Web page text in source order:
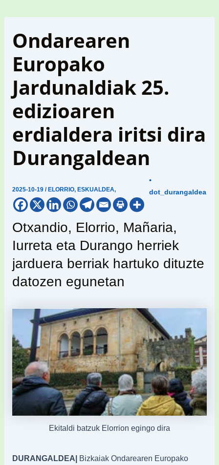
Ondarearen
Europako
Jardunaldiak 25.
edizioaren
erdialdera iritsi dira
Durangaldean
2025-10-19/ ELORRIO, ESKUALDEA,
•
dot_durangaldea
Otxandio, Elorrio, Mañaria,
Iurreta eta Durango herriek
jarduera berriak hartuko dituzte
datozen egunetan
Ekitaldi batzuk Elorrion egingo dira
DURANGALDEA| Bizkaiak Ondarearen Europako